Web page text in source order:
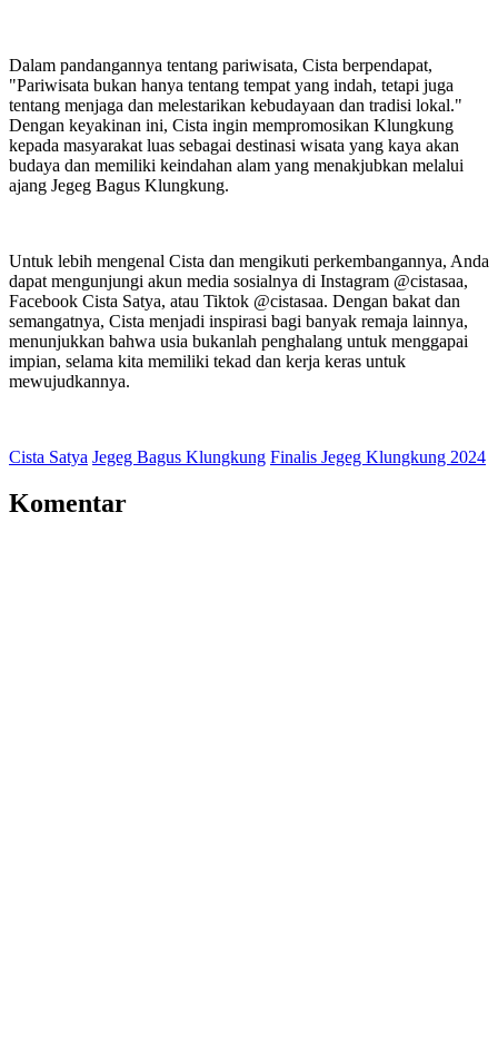
Dalam pandangannya tentang pariwisata, Cista berpendapat,
"Pariwisata bukan hanya tentang tempat yang indah, tetapi juga
tentang menjaga dan melestarikan kebudayaan dan tradisi lokal."
Dengan keyakinan ini, Cista ingin mempromosikan Klungkung
kepada masyarakat luas sebagai destinasi wisata yang kaya akan
budaya dan memiliki keindahan alam yang menakjubkan melalui
ajang Jegeg Bagus Klungkung.
Untuk lebih mengenal Cista dan mengikuti perkembangannya, Anda
dapat mengunjungi akun media sosialnya di Instagram @cistasaa,
Facebook Cista Satya, atau Tiktok @cistasaa. Dengan bakat dan
semangatnya, Cista menjadi inspirasi bagi banyak remaja lainnya,
menunjukkan bahwa usia bukanlah penghalang untuk menggapai
impian, selama kita memiliki tekad dan kerja keras untuk
mewujudkannya.
Cista Satya Jegeg Bagus Klungkung Finalis Jegeg Klungkung 2024
Komentar